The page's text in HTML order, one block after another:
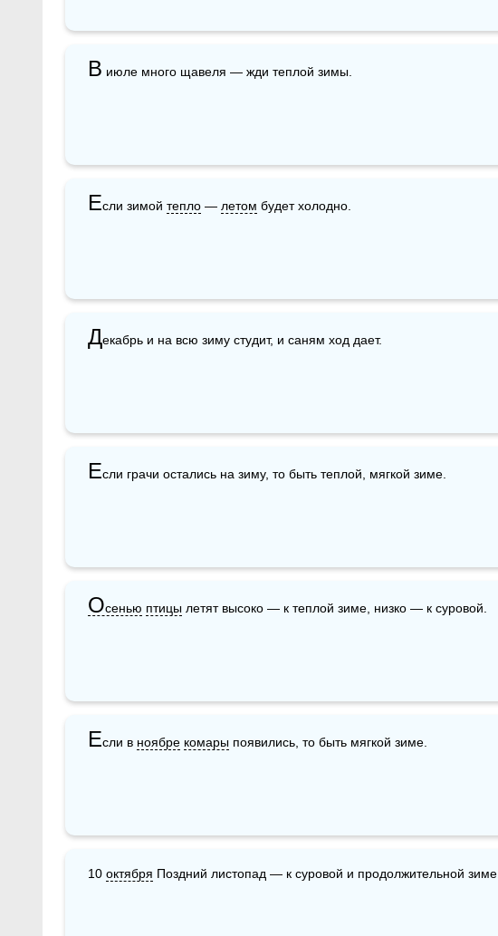
В июле много щавеля — жди теплой зимы.
Если зимой тепло — летом будет холодно.
Декабрь и на всю зиму студит, и саням ход дает.
Если грачи остались на зиму, то быть теплой, мягкой зиме.
Осенью птицы летят высоко — к теплой зиме, низко — к суровой.
Если в ноябре комары появились, то быть мягкой зиме.
10 октября Поздний листопад — к суровой и продолжительной зиме.